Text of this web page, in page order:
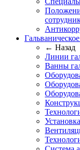
← Назад
Линии
Ванны